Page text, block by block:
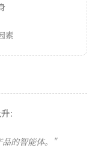
素
：
的智能体。"